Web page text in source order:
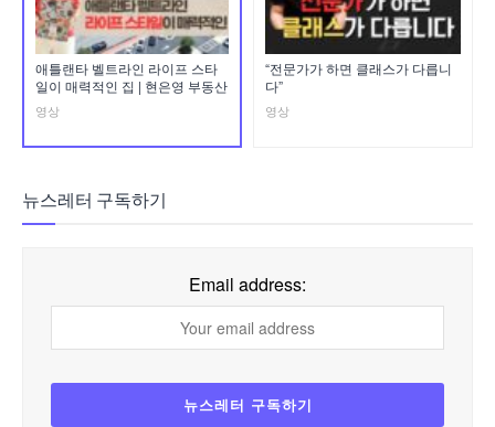
애틀랜타 벨트라인 라이프 스타
일이 매력적인 집 | 현은영 부동산
영상
“전문가가 하면 클래스가 다릅니
다”
영상
뉴스레터 구독하기
Email address: